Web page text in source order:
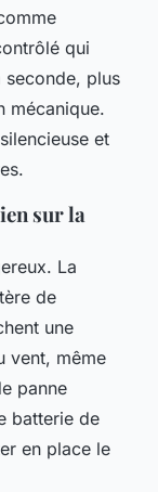
qui
plus
mécanique.
et
sur la
La
de
une
vent, même
panne
batterie de
en place le